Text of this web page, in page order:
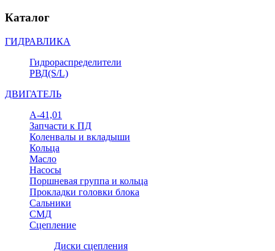
Каталог
ГИДРАВЛИКА
Гидрораспределители
РВД(S/L)
ДВИГАТЕЛЬ
А-41,01
Запчасти к ПД
Коленвалы и вкладыши
Кольца
Масло
Насосы
Поршневая группа и кольца
Прокладки головки блока
Сальники
СМД
Сцепление
Диски сцепления